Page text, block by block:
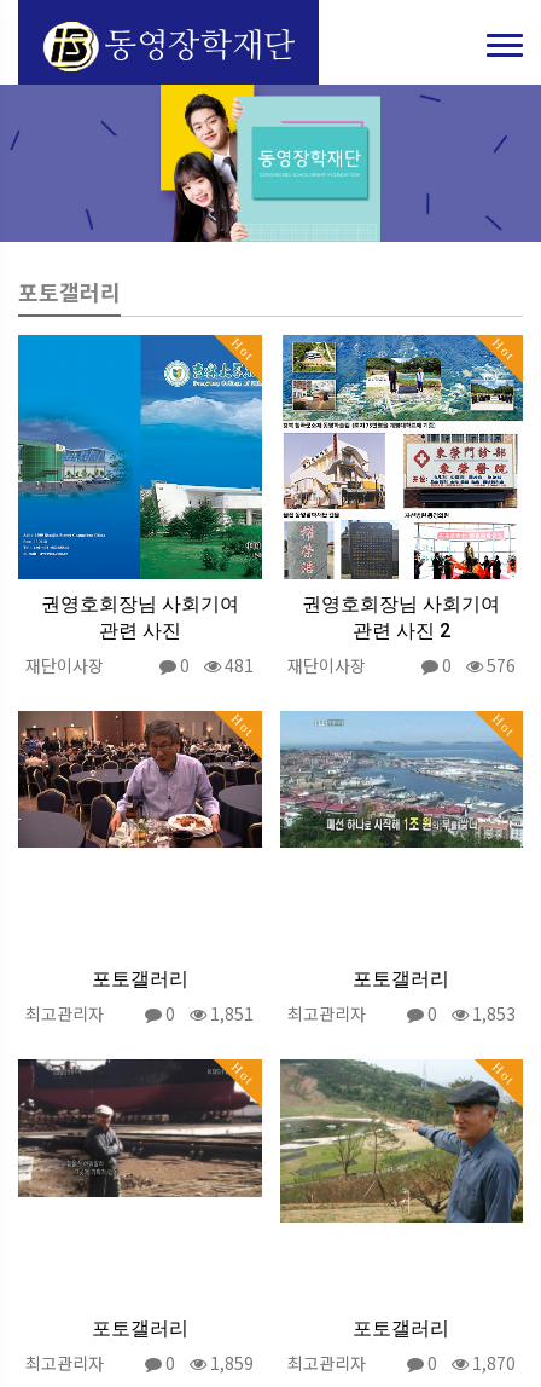
포토갤러리
Hot
권영호회장님 사회기여
관련 사진
재단이사장 0 481
Hot
권영호회장님 사회기여
관련 사진 2
재단이사장 0 576
Hot
포토갤러리
최고관리자 0 1,851
Hot
포토갤러리
최고관리자 0 1,853
Hot
포토갤러리
최고관리자 0 1,859
Hot
포토갤러리
최고관리자 0 1,870